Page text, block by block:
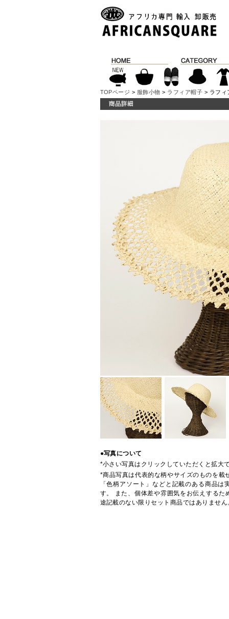
TOPページ > 服飾小物 > ラフィア帽子 > ラフィ
●写真について
*小さい写真はクリックしていただくと拡大
*商品写真は代表的な柄やサイズのものを
「色柄アソート」などと記載のある商品
す。 また、個体差や雰囲気をお伝えする
途記載のない限りセット商品ではありません